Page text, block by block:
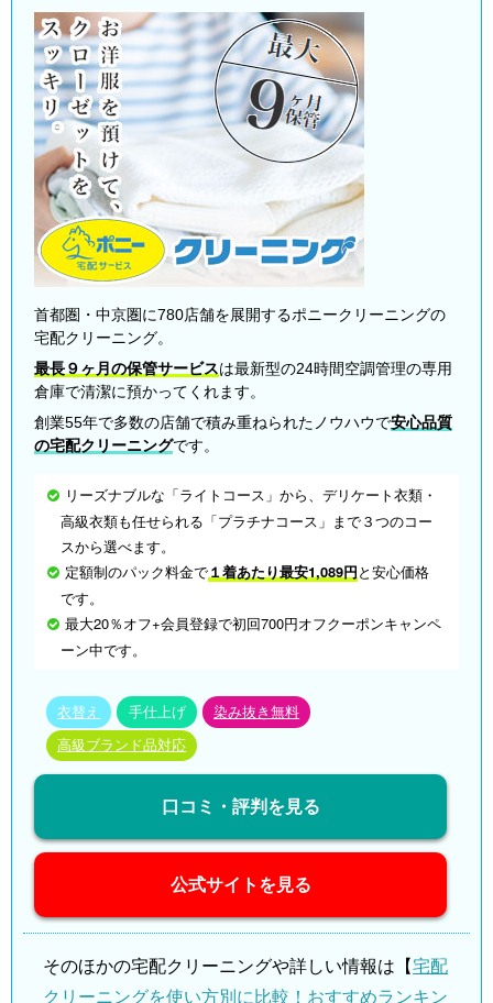
首都圏・中京圏に780店舗を展開するポニークリーニングの
宅配クリーニング。
最長９ヶ月の保管サービスは最新型の24時間空調管理の専用
倉庫で清潔に預かってくれます。
創業55年で多数の店舗で積み重ねられたノウハウで安心品質
の宅配クリーニングです。
リーズナブルな「ライトコース」から、デリケート衣類・
高級衣類も任せられる「プラチナコース」まで３つのコー
スから選べます。
定額制のパック料金で１着あたり最安1,089円と安心価格
です。
最大20％オフ+会員登録で初回700円オフクーポンキャンペ
ーン中です。
衣替え 手仕上げ 染み抜き無料
高級ブランド品対応
口コミ・評判を見る
公式サイトを見る
そのほかの宅配クリーニングや詳しい情報は【宅配
クリーニングを使い方別に比較！おすすめランキン